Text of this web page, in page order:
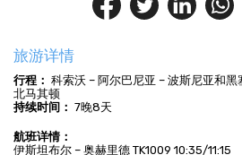
旅游详情
行程： 科索沃 – 阿尔巴尼亚 – 波斯尼亚和
北马其顿
持续时间： 7晚8天
航班详情：
伊斯坦布尔 – 奥赫里德 TK1009 10:35/11:15